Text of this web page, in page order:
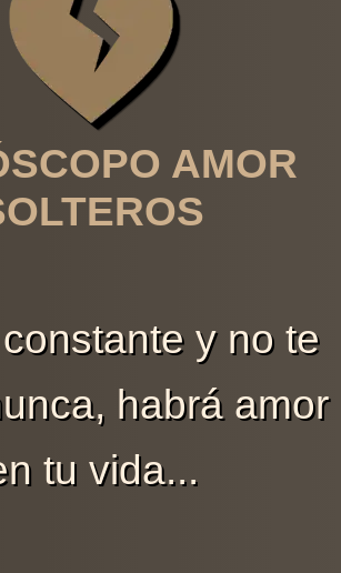
AMOR
y no te
habrá amor
tu vida...